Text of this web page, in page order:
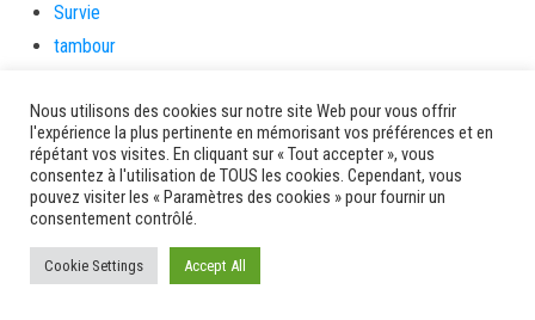
Survie
tambour
tempetetropicale
Terres de patrimoine et de culture
Terres gourmandes
théâtre
Tourisme
toussaint
Nous utilisons des cookies sur notre site Web pour vous offrir
l'expérience la plus pertinente en mémorisant vos préférences et en
répétant vos visites. En cliquant sur « Tout accepter », vous
consentez à l'utilisation de TOUS les cookies. Cependant, vous
pouvez visiter les « Paramètres des cookies » pour fournir un
consentement contrôlé.
Cookie Settings Accept All